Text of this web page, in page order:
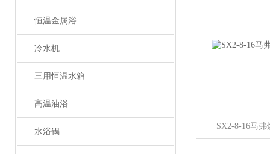
恒温金属浴
冷水机
三用恒温水箱
高温油浴
水浴锅
SX2-8-16马